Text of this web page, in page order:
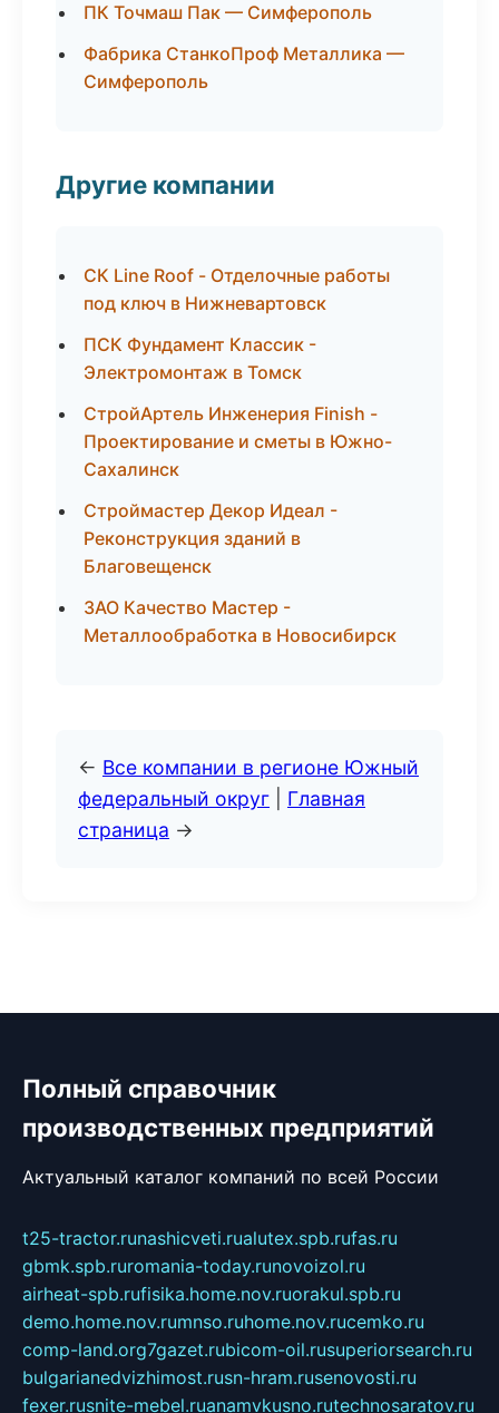
ПК Точмаш Пак — Симферополь
Фабрика СтанкоПроф Металлика —
Симферополь
Другие компании
СК Line Roof - Отделочные работы
под ключ в Нижневартовск
ПСК Фундамент Классик -
Электромонтаж в Томск
СтройАртель Инженерия Finish -
Проектирование и сметы в Южно-
Сахалинск
Строймастер Декор Идеал -
Реконструкция зданий в
Благовещенск
ЗАО Качество Мастер -
Металлообработка в Новосибирск
← Все компании в регионе Южный
федеральный округ
Главная
страница →
Полный справочник
производственных предприятий
Актуальный каталог компаний по всей России
t25-tractor.runashicveti.rualutex.spb.rufas.ru
gbmk.spb.ruromania-today.runovoizol.ru
airheat-spb.rufisika.home.nov.ruorakul.spb.ru
demo.home.nov.rumnso.ruhome.nov.rucemko.ru
comp-land.org7gazet.rubicom-oil.rusuperiorsearch.ru
bulgarianedvizhimost.rusn-hram.rusenovosti.ru
fexer.rusnite-mebel.ruanamvkusno.rutechnosaratov.ru